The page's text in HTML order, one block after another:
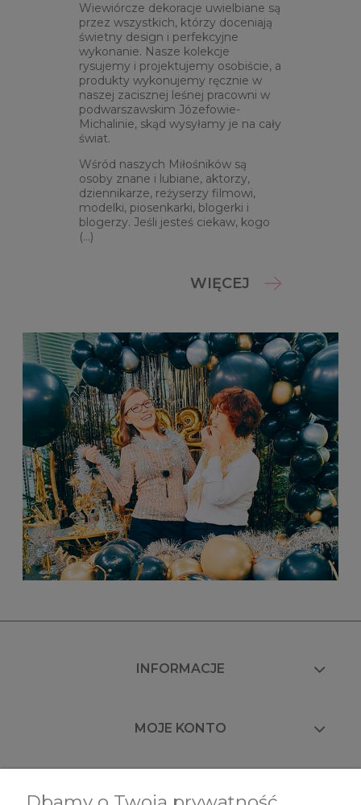
Wiewiórcze dekoracje uwielbiane są
przez wszystkich, którzy doceniają
świetny design i perfekcyjne
wykonanie. Nasze kolekcje
rysujemy i projektujemy osobiście, a
produkty wykonujemy ręcznie w
naszej zacisznej leśnej pracowni w
podwarszawskim Józefowie-
Michalinie, skąd wysyłamy je na cały
świat.
Wśród naszych Miłośników są
osoby znane i lubiane, aktorzy,
dziennikarze, reżyserzy filmowi,
modelki, piosenkarki, blogerki i
blogerzy. Jeśli jesteś ciekaw, kogo
(...)
WIĘCEJ
INFORMACJE
MOJE KONTO